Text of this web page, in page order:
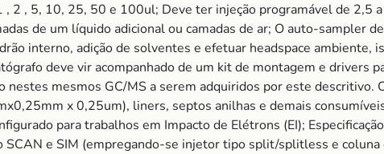
, 2 , 5, 10, 25, 50 e 100ul; Deve ter injeção programável de 2,5
de um líquido adicional ou camadas de ar; O auto-sampler
interno, adição de solventes e efetuar headspace ambiente,
deve vir acompanhado de um kit de montagem e drivers
mesmos GC/MS a serem adquiridos por este descritivo.
x 0,25um), liners, septos anilhas e demais
para trabalhos em Impacto de Elétrons (EI);
SCAN e SIM (empregando-se injetor tipo split/splitless e